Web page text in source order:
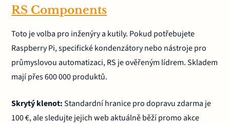
RS Components
Toto je volba pro inženýry a kutily. Pokud potřebujete
Raspberry Pi, specifické kondenzátory nebo nástroje pro
průmyslovou automatizaci, RS je ověřeným lídrem. Skladem
mají přes 600 000 produktů.
Skrytý klenot:Standardní hranice pro dopravu zdarma je
100 €, ale sledujte jejich web aktuálně běží promo akce